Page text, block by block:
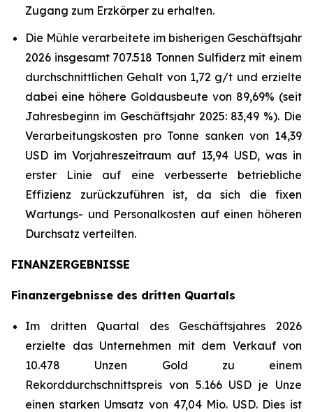
Zugang zum Erzkörper zu erhalten.
Die Mühle verarbeitete im bisherigen Geschäftsjahr
2026 insgesamt 707.518 Tonnen Sulfiderz mit einem
durchschnittlichen Gehalt von 1,72 g/t und erzielte
dabei eine höhere Goldausbeute von 89,69% (seit
Jahresbeginn im Geschäftsjahr 2025: 83,49 %). Die
Verarbeitungskosten pro Tonne sanken von 14,39
USD im Vorjahreszeitraum auf 13,94 USD, was in
erster Linie auf eine verbesserte betriebliche
Effizienz zurückzuführen ist, da sich die fixen
Wartungs- und Personalkosten auf einen höheren
Durchsatz verteilten.
FINANZERGEBNISSE
Finanzergebnisse des dritten Quartals
Im dritten Quartal des Geschäftsjahres 2026
erzielte das Unternehmen mit dem Verkauf von
10.478 Unzen Gold zu einem
Rekorddurchschnittspreis von 5.166 USD je Unze
einen starken Umsatz von 47,04 Mio. USD. Dies ist